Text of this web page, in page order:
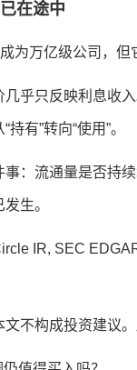
在途中
为万亿级公司，但
几乎只反映利息收
有”转向“使用”。
事：流通量是否持
生。
IR, SEC
文不构成投资建议